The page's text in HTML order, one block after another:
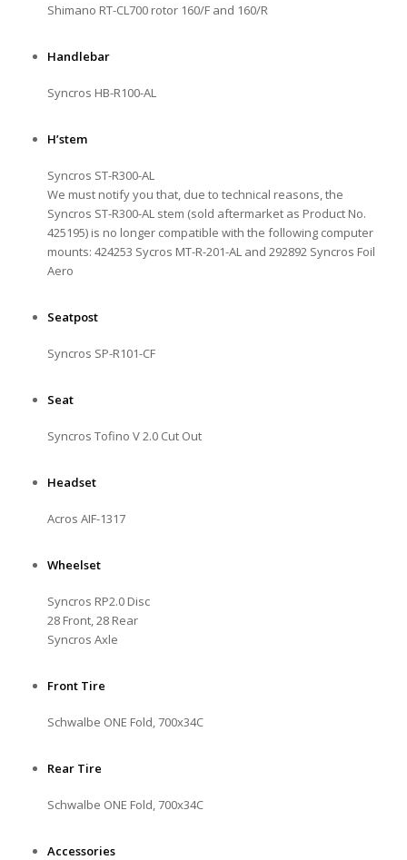
Shimano RT-CL700 rotor 160/F and 160/R
Handlebar
Syncros HB-R100-AL
H’stem
Syncros ST-R300-AL
We must notify you that, due to technical reasons, the
Syncros ST-R300-AL stem (sold aftermarket as Product No.
425195) is no longer compatible with the following computer
mounts: 424253 Sycros MT-R-201-AL and 292892 Syncros Foil
Aero
Seatpost
Syncros SP-R101-CF
Seat
Syncros Tofino V 2.0 Cut Out
Headset
Acros AIF-1317
Wheelset
Syncros RP2.0 Disc
28 Front, 28 Rear
Syncros Axle
Front Tire
Schwalbe ONE Fold, 700x34C
Rear Tire
Schwalbe ONE Fold, 700x34C
Accessories